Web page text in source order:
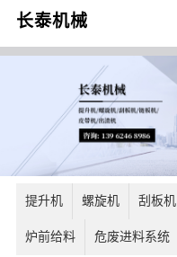
长泰机械
提升机 螺旋机 刮板机
炉前给料 危废进料系统